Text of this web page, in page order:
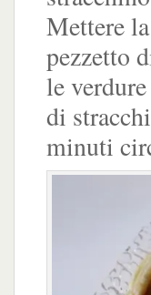
Mettere
pezzetto
le
di
minuti